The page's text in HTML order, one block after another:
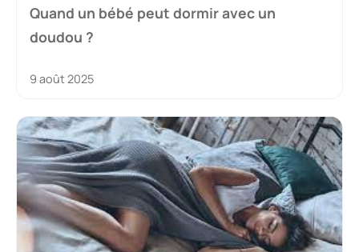
Quand un bébé peut dormir avec un
doudou ?
9 août 2025